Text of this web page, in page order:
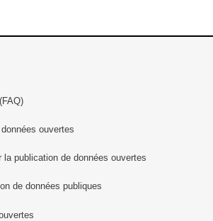
ouvertes
la publication de données ouvertes
de données publiques